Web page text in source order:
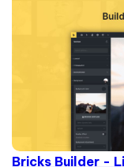
Bricks Builder -